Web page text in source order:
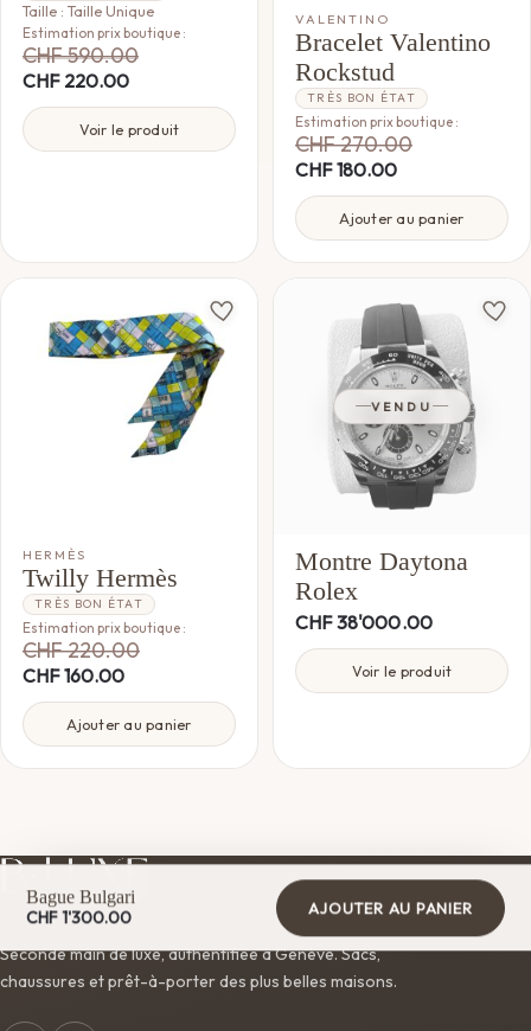
Taille : Taille Unique
Estimation prix boutique :
CHF590.00
CHF220.00
Voir le produit
VALENTINO
Bracelet Valentino
Rockstud
TRÈS BON ÉTAT
Estimation prix boutique :
CHF270.00
CHF180.00
Ajouter au panier
HERMÈS
Twilly Hermès
TRÈS BON ÉTAT
Estimation prix boutique :
CHF220.00
CHF160.00
Ajouter au panier
VENDU
Montre Daytona
Rolex
CHF38'000.00
Voir le produit
Bague Bulgari
CHF1'300.00 AJOUTER AU PANIER
Seconde main de luxe, authentifiée à Genève. Sacs,
chaussures et prêt-à-porter des plus belles maisons.